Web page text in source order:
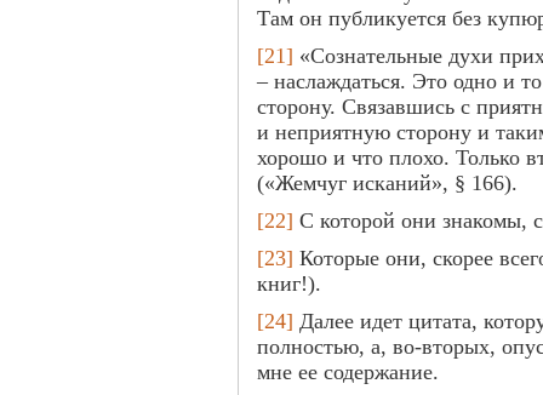
Там он публикуется без
[21] «Сознательные духи
– наслаждаться. Это одно и
сторону. Связавшись с
и неприятную сторону и
хорошо и что плохо. Только
(«Жемчуг исканий», § 166).
[22] С которой они знакомы,
[23] Которые они, скорее
книг!).
[24] Далее идет цитата,
полностью, а, во-вторых,
мне ее содержание.